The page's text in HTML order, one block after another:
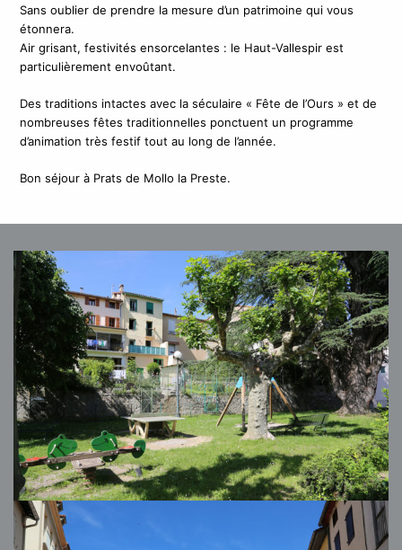
Sans oublier de prendre la mesure d’un patrimoine qui vous
étonnera.
Air grisant, festivités ensorcelantes : le Haut-Vallespir est
particulièrement envoûtant.
Des traditions intactes avec la séculaire « Fête de l’Ours » et de
nombreuses fêtes traditionnelles ponctuent un programme
d’animation très festif tout au long de l’année.
Bon séjour à Prats de Mollo la Preste.